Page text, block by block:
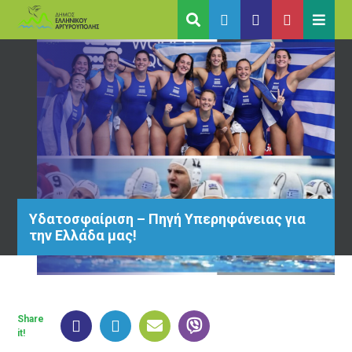
Υδατοσφαίριση – Πηγή Υπερηφάνειας για
την Ελλάδα μας!
Share
it!